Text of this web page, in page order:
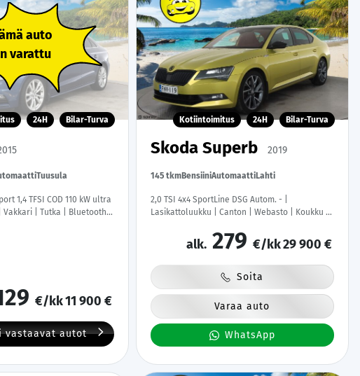
auto
varattu
24H Bilar-Turva
Tuusula
1,4 TFSI COD 110 kW ultra
Vakkari | Tutka | Bluetooth |
€/kk11 900 €
vastaavat autot
Kotiintoimitus 24H Bilar-Turva
Skoda Superb 2019
145 tkmBensiiniAutomaattiLahti
2,0 TSI 4x4 SportLine DSG Autom. - |
Lasikattoluukku | Canton | Webasto | Koukku |
Katveavustin | Navi | Kaistavahti | Keyless |
Suomi-auto |
alk. 279 €/kk29 900 €
Soita
Varaa auto
WhatsApp